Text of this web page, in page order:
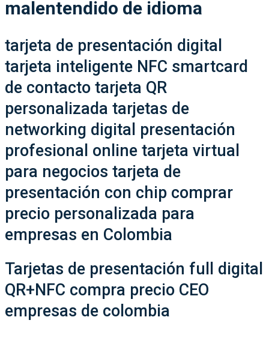
malentendido de idioma
tarjeta de presentación digital
tarjeta inteligente NFC smartcard
de contacto tarjeta QR
personalizada tarjetas de
networking digital presentación
profesional online tarjeta virtual
para negocios tarjeta de
presentación con chip comprar
precio personalizada para
empresas en Colombia
Tarjetas de presentación full digital
QR+NFC compra precio CEO
empresas de colombia